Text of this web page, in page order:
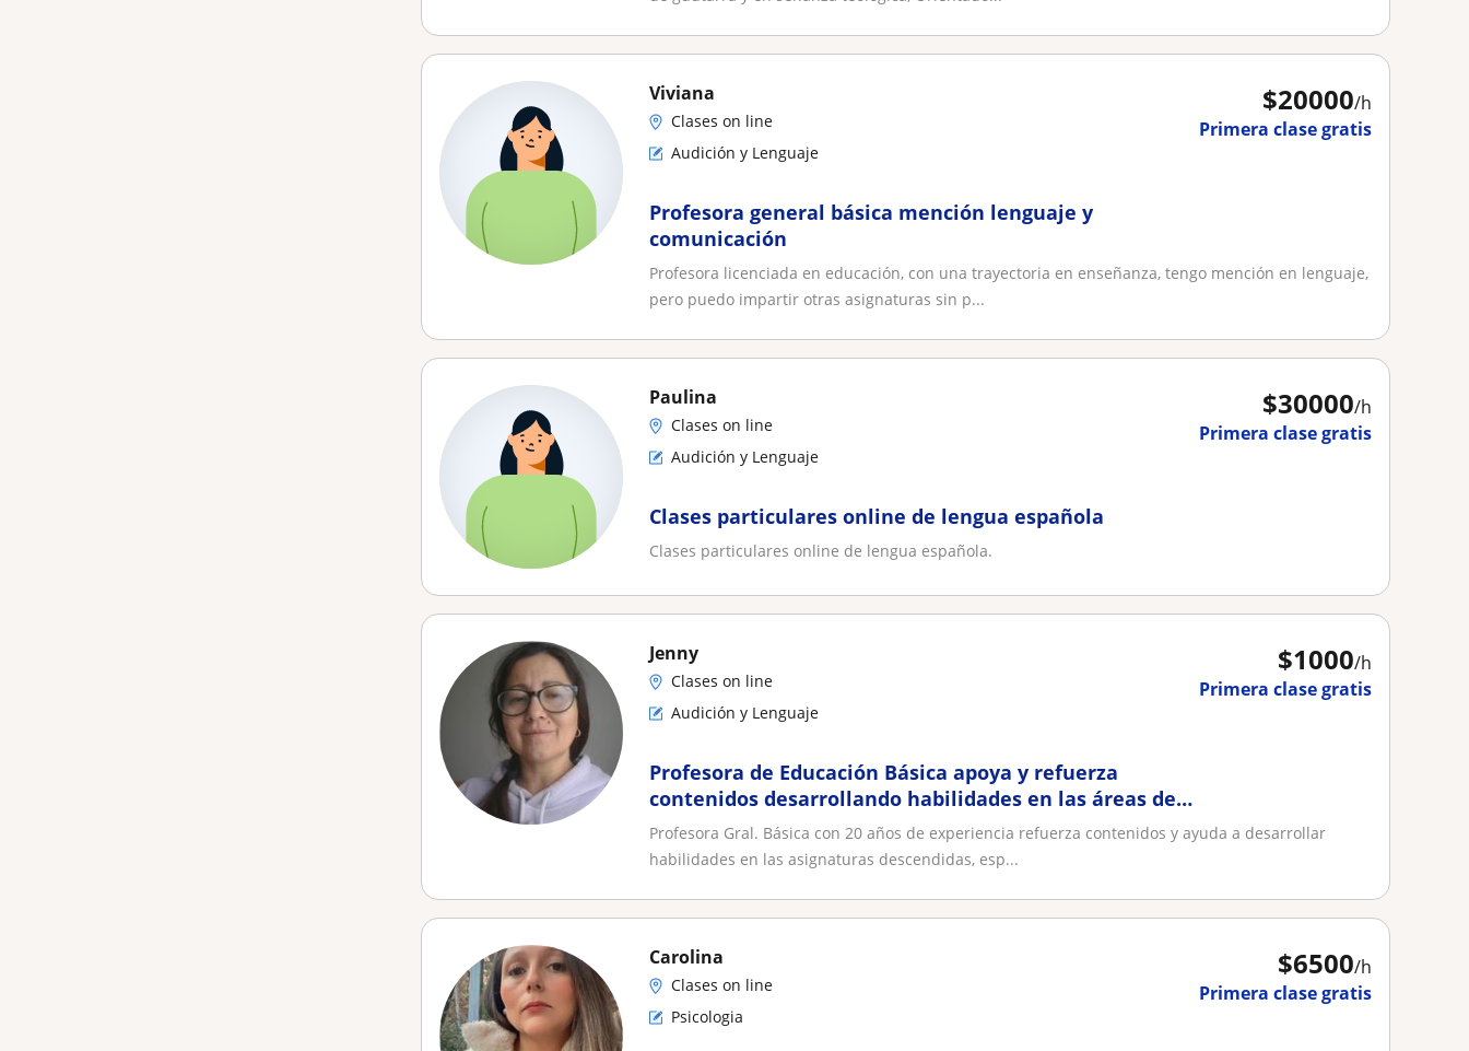
$20000/h
Primera clase gratis
Viviana
Clases on line
Audición y Lenguaje
Profesora general básica mención lenguaje y
comunicación
Profesora licenciada en educación, con una trayectoria en enseñanza, tengo mención en lenguaje,
pero puedo impartir otras asignaturas sin p...
$30000/h
Primera clase gratis
Paulina
Clases on line
Audición y Lenguaje
Clases particulares online de lengua española
Clases particulares online de lengua española.
$1000/h
Primera clase gratis
Jenny
Clases on line
Audición y Lenguaje
Profesora de Educación Básica apoya y refuerza
contenidos desarrollando habilidades en las áreas de
Lenguaje, Matemática, Ciencias
Profesora Gral. Básica con 20 años de experiencia refuerza contenidos y ayuda a desarrollar
habilidades en las asignaturas descendidas, esp...
$6500/h
Primera clase gratis
Carolina
Clases on line
Psicologia